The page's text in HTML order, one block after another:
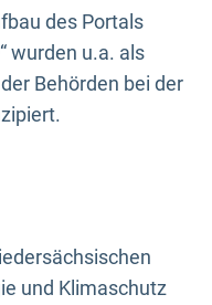
des Portals
wurden u.a. als
Behörden bei der
und Klimaschutz